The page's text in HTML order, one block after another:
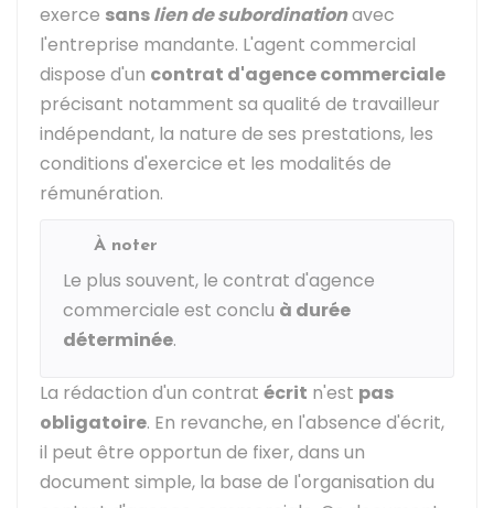
exerce sanslien de subordinationavec
l'entreprise mandante. L'agent commercial
dispose d'un contrat d'agence commerciale
précisant notamment sa qualité de travailleur
indépendant, la nature de ses prestations, les
conditions d'exercice et les modalités de
rémunération.
À noter
Le plus souvent, le contrat d'agence
commerciale est conclu à durée
déterminée.
La rédaction d'un contrat écrit n'est pas
obligatoire. En revanche, en l'absence d'écrit,
il peut être opportun de fixer, dans un
document simple, la base de l'organisation du